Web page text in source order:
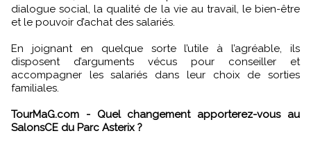
dialogue social, la qualité de la vie au travail, le bien-être
et le pouvoir d’achat des salariés.
En joignant en quelque sorte l’utile à l’agréable, ils
disposent d’arguments vécus pour conseiller et
accompagner les salariés dans leur choix de sorties
familiales.
TourMaG.com - Quel changement apporterez-vous au
SalonsCE du Parc Asterix ?